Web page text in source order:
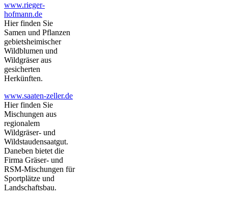
www.rieger-
hofmann.de
Hier finden Sie
Samen und Pflanzen
gebietsheimischer
Wildblumen und
Wildgräser aus
gesicherten
Herkünften.
www.saaten-zeller.de
Hier finden Sie
Mischungen aus
regionalem
Wildgräser- und
Wildstaudensaatgut.
Daneben bietet die
Firma Gräser- und
RSM-Mischungen für
Sportplätze und
Landschaftsbau.